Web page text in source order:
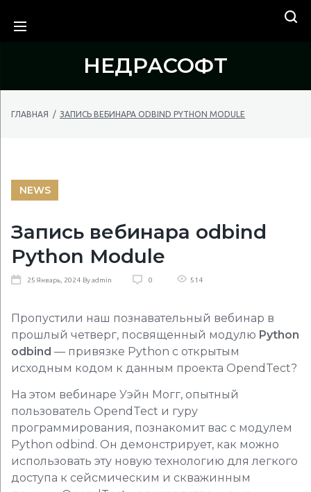
НЕДРАСОФТ
ГЛАВНАЯ / ЗАПИСЬ ВЕБИНАРА ODBIND PYTHON MODULE
NEWS
Запись вебинара odbind
Python Module
25 Январь , 2024 Byadmin 0 514
Пропустили наш познавательный вебинар в
прошлый четверг, посвященный модулю Python
odbind — привязке Python с открытым
исходным кодом к данным проекта OpendTect?
На этом вебинаре Уэйн Могг, опытный
пользователь OpendTect и гуру
программирования, познакомит вас с модулем
Python odbind. Он демонстрирует, как можно
использовать эту новую технологию для легкого
доступа к сейсмическим и скважинным